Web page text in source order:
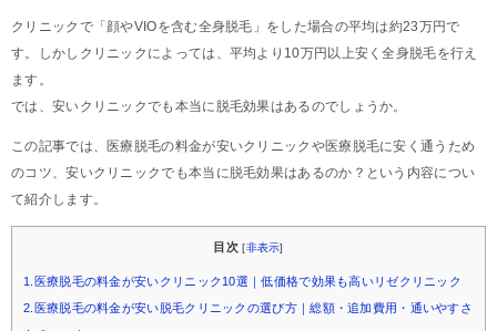
クリニックで「顔やVIOを含む全身脱毛」をした場合の平均は約23万円で
す。しかしクリニックによっては、平均より10万円以上安く全身脱毛を行え
ます。
では、安いクリニックでも本当に脱毛効果はあるのでしょうか。
この記事では、医療脱毛の料金が安いクリニックや医療脱毛に安く通うため
のコツ、安いクリニックでも本当に脱毛効果はあるのか？という内容につい
て紹介します。
目次 [非表示]
1.医療脱毛の料金が安いクリニック10選｜低価格で効果も高いリゼクリニック
2.医療脱毛の料金が安い脱毛クリニックの選び方｜総額・追加費用・通いやすさ